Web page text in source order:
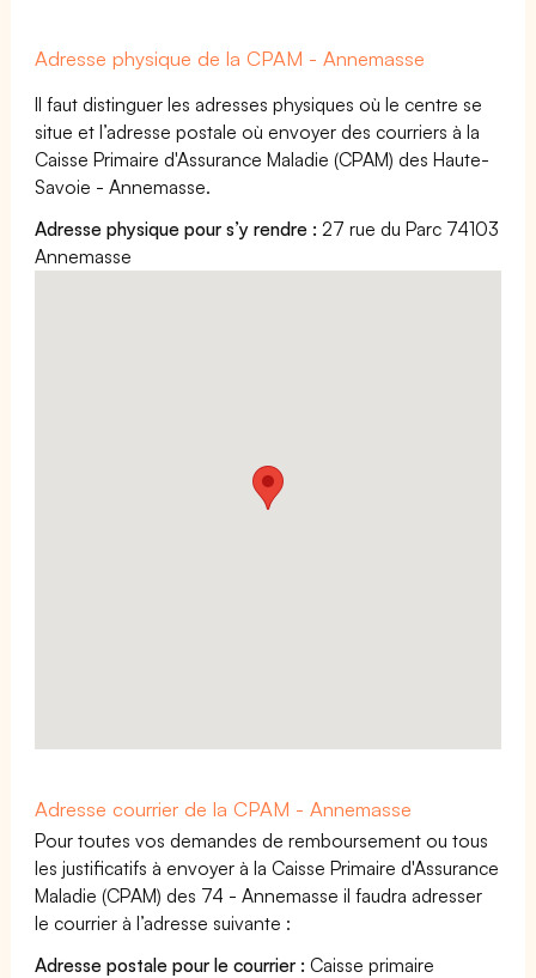
Adresse physique de la CPAM - Annemasse
Il faut distinguer les adresses physiques où le centre se
situe et l’adresse postale où envoyer des courriers à la
Caisse Primaire d'Assurance Maladie (CPAM) des Haute-
Savoie - Annemasse.
Adresse physique pour s’y rendre : 27 rue du Parc 74103
Annemasse
Adresse courrier de la CPAM - Annemasse
Pour toutes vos demandes de remboursement ou tous
les justificatifs à envoyer à la Caisse Primaire d'Assurance
Maladie (CPAM) des 74 - Annemasse il faudra adresser
le courrier à l’adresse suivante :
Adresse postale pour le courrier : Caisse primaire